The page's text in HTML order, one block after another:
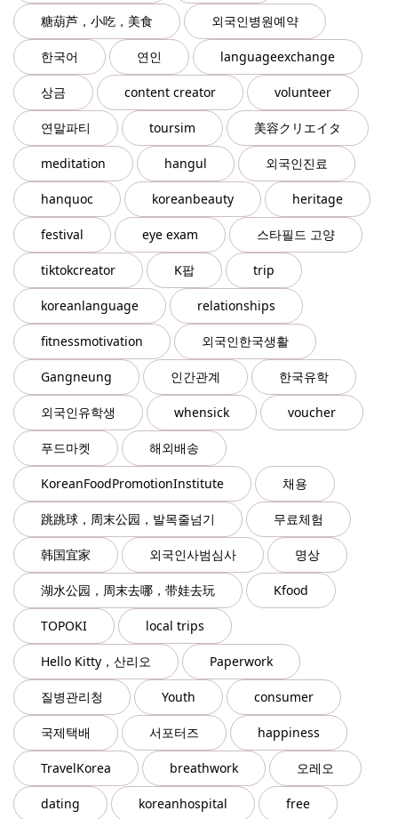
糖葫芦，小吃，美食 외국인병원예약
한국어 연인 languageexchange
상금 content creator volunteer
연말파티 toursim 美容クリエイタ
meditation hangul 외국인진료
hanquoc koreanbeauty heritage
festival eye exam 스타필드 고양
tiktokcreator K팝 trip
koreanlanguage relationships
fitnessmotivation 외국인한국생활
Gangneung 인간관계 한국유학
외국인유학생 whensick voucher
푸드마켓 해외배송
KoreanFoodPromotionInstitute 채용
跳跳球，周末公园，발목줄넘기 무료체험
韩国宜家 외국인사범심사 명상
湖水公园，周末去哪，带娃去玩 Kfood
TOPOKI local trips
Hello Kitty，산리오 Paperwork
질병관리청 Youth consumer
국제택배 서포터즈 happiness
TravelKorea breathwork 오레오
dating koreanhospital free